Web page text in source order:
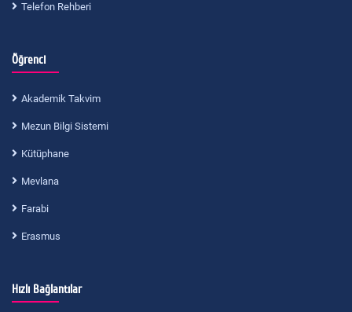
Telefon Rehberi
Öğrenci
Akademik Takvim
Mezun Bilgi Sistemi
Kütüphane
Mevlana
Farabi
Erasmus
Hızlı Bağlantılar